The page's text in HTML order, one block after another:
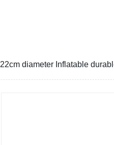
22cm diameter Inflatable